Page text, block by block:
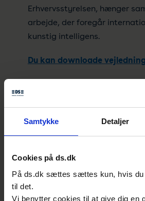
Samtykke Detaljer
Cookies på ds.dk
På ds.dk sættes sættes kun, hvis
til det.
Vi benytter cookies til at give dig en
Erhvervsstyrelsen, hænger
arbejde, der foregår
kunstig intelligens.
Du kan downloade
Vil du vide mere om, hvordan
at undgå
vinkler i
intelligens